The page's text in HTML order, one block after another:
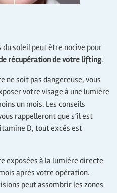
du soleil peut être nocive pour
récupération de votre lifting.
ne soit pas dangereuse, vous
votre visage à une lumière
un mois. Les conseils
rappelleront que s’il est
D, tout excès est
exposées à la lumière directe
après votre opération.
peut assombrir les zones